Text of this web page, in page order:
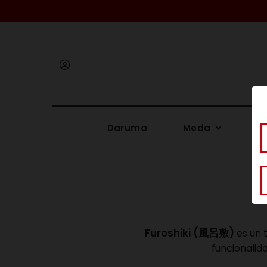
Iniciar
Daruma Moda
Furoshiki (風呂敷) es un